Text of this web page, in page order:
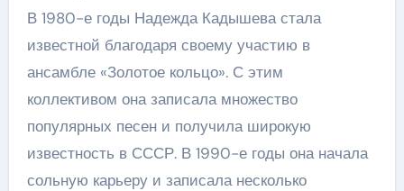
В 1980-е годы Надежда Кадышева стала
известной благодаря своему участию в
ансамбле «Золотое кольцо». С этим
коллективом она записала множество
популярных песен и получила широкую
известность в СССР. В 1990-е годы она начала
сольную карьеру и записала несколько